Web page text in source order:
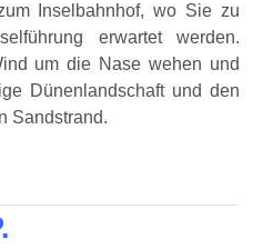
Inselbahnhof, wo Sie zu
erwartet werden.
um die Nase wehen und
Dünenlandschaft und den
Sandstrand.